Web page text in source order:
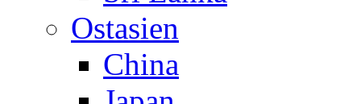
Ostasien
China